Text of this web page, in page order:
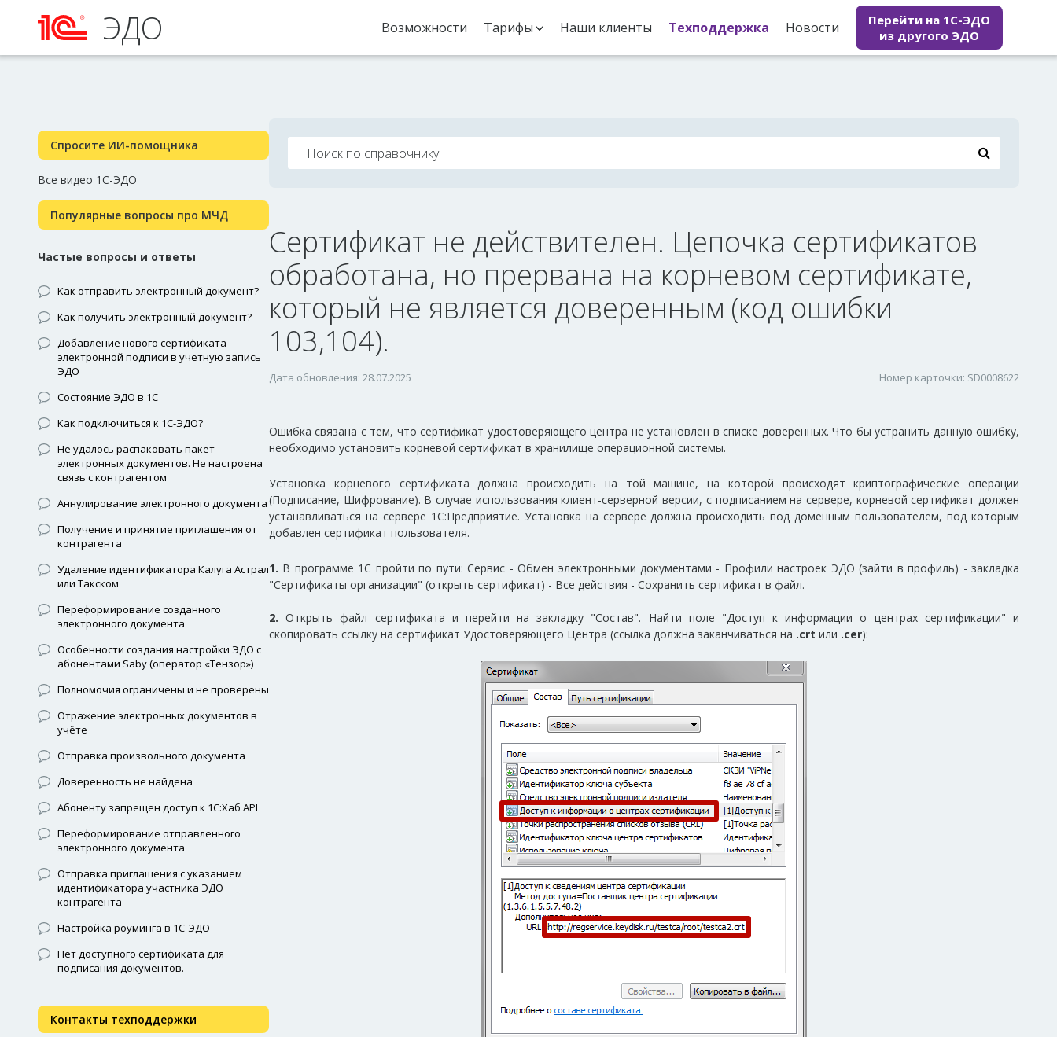
ЭДО Возможности Тарифы Наши клиенты Техподдержка Новости
Перейти на 1С-ЭДО
из другого ЭДО
Спросите ИИ-помощника
Все видео 1С-ЭДО
Популярные вопросы про МЧД
Частые вопросы и ответы
Как отправить электронный документ?
Как получить электронный документ?
Добавление нового сертификата
электронной подписи в учетную запись
ЭДО
Состояние ЭДО в 1С
Как подключиться к 1С-ЭДО?
Не удалось распаковать пакет
электронных документов. Не настроена
связь с контрагентом
Аннулирование электронного документа
Получение и принятие приглашения от
контрагента
Удаление идентификатора Калуга Астрал
или Такском
Переформирование созданного
электронного документа
Особенности создания настройки ЭДО с
абонентами Saby (оператор «Тензор»)
Полномочия ограничены и не проверены
Отражение электронных документов в
учёте
Отправка произвольного документа
Доверенность не найдена
Абоненту запрещен доступ к 1С:Хаб API
Переформирование отправленного
электронного документа
Отправка приглашения с указанием
идентификатора участника ЭДО
контрагента
Настройка роуминга в 1С-ЭДО
Нет доступного сертификата для
подписания документов.
Контакты техподдержки
Сертификат не действителен. Цепочка сертификатов
обработана, но прервана на корневом сертификате,
который не является доверенным (код ошибки
103,104).
Дата обновления: 28.07.2025 Номер карточки: SD0008622
Ошибка связана с тем, что сертификат удостоверяющего центра не установлен в списке доверенных. Что бы устранить данную ошибку,
необходимо установить корневой сертификат в хранилище операционной системы.
Установка корневого сертификата должна происходить на той машине, на которой происходят криптографические операции
(Подписание, Шифрование). В случае использования клиент-серверной версии, с подписанием на сервере, корневой сертификат должен
устанавливаться на сервере 1С:Предприятие. Установка на сервере должна происходить под доменным пользователем, под которым
добавлен сертификат пользователя.
1. В программе 1С пройти по пути: Сервис - Обмен электронными документами - Профили настроек ЭДО (зайти в профиль) - закладка
"Сертификаты организации" (открыть сертификат) - Все действия - Сохранить сертификат в файл.
2.Открыть файл сертификата и перейти на закладку "Состав". Найти поле "Доступ к информации о центрах сертификации" и
скопировать ссылку на сертификат Удостоверяющего Центра (ссылка должна заканчиваться на .crt или .cer):